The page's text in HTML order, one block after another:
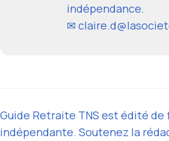
indépendance.
✉
Guide Retraite TNS est édité de
indépendante. Soutenez la